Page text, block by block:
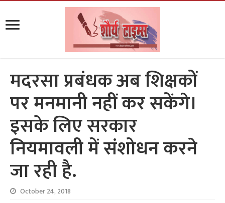
मदरसा प्रबंधक अब शिक्षकों
पर मनमानी नहीं कर सकेंगे।
इसके लिए सरकार
नियमावली में संशोधन करने
जा रही है.
October 24, 2018